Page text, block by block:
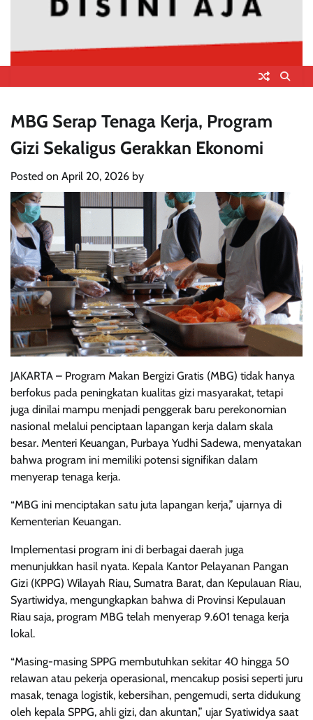
MBG Serap Tenaga Kerja, Program
Gizi Sekaligus Gerakkan Ekonomi
Posted on April 20, 2026 by
JAKARTA – Program Makan Bergizi Gratis (MBG) tidak hanya
berfokus pada peningkatan kualitas gizi masyarakat, tetapi
juga dinilai mampu menjadi penggerak baru perekonomian
nasional melalui penciptaan lapangan kerja dalam skala
besar. Menteri Keuangan, Purbaya Yudhi Sadewa, menyatakan
bahwa program ini memiliki potensi signifikan dalam
menyerap tenaga kerja.
“MBG ini menciptakan satu juta lapangan kerja,” ujarnya di
Kementerian Keuangan.
Implementasi program ini di berbagai daerah juga
menunjukkan hasil nyata. Kepala Kantor Pelayanan Pangan
Gizi (KPPG) Wilayah Riau, Sumatra Barat, dan Kepulauan Riau,
Syartiwidya, mengungkapkan bahwa di Provinsi Kepulauan
Riau saja, program MBG telah menyerap 9.601 tenaga kerja
lokal.
“Masing-masing SPPG membutuhkan sekitar 40 hingga 50
relawan atau pekerja operasional, mencakup posisi seperti juru
masak, tenaga logistik, kebersihan, pengemudi, serta didukung
oleh kepala SPPG, ahli gizi, dan akuntan,” ujar Syatiwidya saat